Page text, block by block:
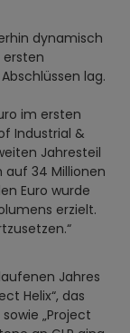
dynamisch
ersten
lag.
im ersten
Industrial &
Jahresteil
34 Millionen
Euro wurde
erzielt.
Jahres
Helix“, das
„Project